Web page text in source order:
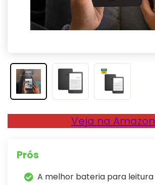
Veja na Amazon
Prós
A melhor bateria para leitura